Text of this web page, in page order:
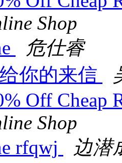
Shop
危仕睿
你的来信
Off Cheap
Shop
rfqwj
边潜